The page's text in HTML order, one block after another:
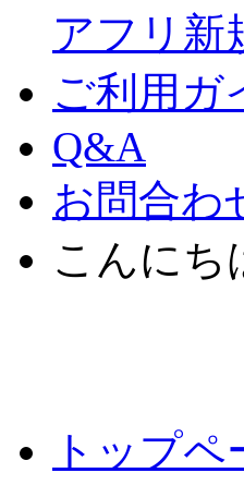
アフリ新
ご利用ガ
Q&A
お問合わ
こんにち
トップペ